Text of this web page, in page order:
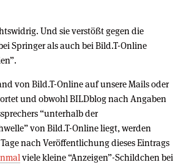
Und sie verstößt gegen die
Springer als auch bei Bild.T-Online
von Bild.T-Online auf unsere Mails oder
und obwohl BILDblog nach Angaben
“unterhalb der
von Bild.T-Online liegt, werden
nach Veröffentlichung dieses Eintrags
viele kleine “Anzeigen”-Schildchen bei